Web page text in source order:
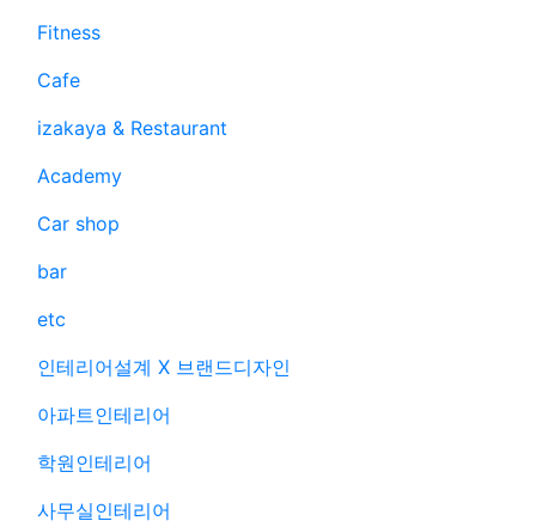
Fitness
Cafe
izakaya & Restaurant
Academy
Car shop
bar
etc
인테리어설계 X 브랜드디자인
아파트인테리어
학원인테리어
사무실인테리어